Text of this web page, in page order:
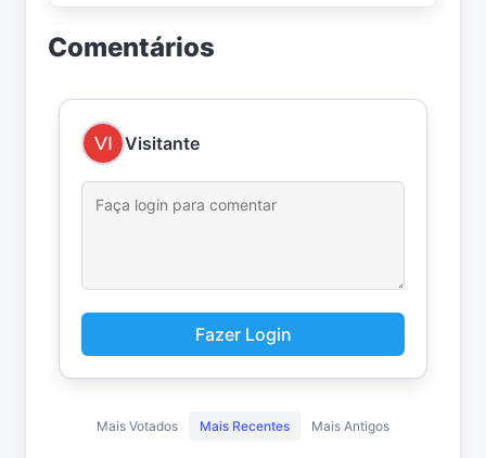
Comentários
Visitante
Fazer Login
Mais Votados Mais Recentes Mais Antigos